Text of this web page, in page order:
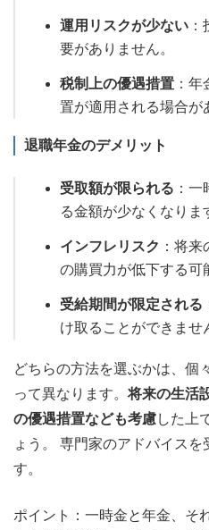
運用リスクが少ない
要がありません。
税制上の優遇措置 ：
置が適用される場合が
退職年金のデメリット
受取額が限られる ：
る金額が少なくなりま
インフレリスク ：将
の購買力が低下する可
受給期間が限定される
け取ることができませ
どちらの方法を選ぶかは、個
って異なります。将来の生活
の優遇措置なども考慮した上
ょう。 専門家のアドバイス
す。
ポイント：一時金と年金、そ